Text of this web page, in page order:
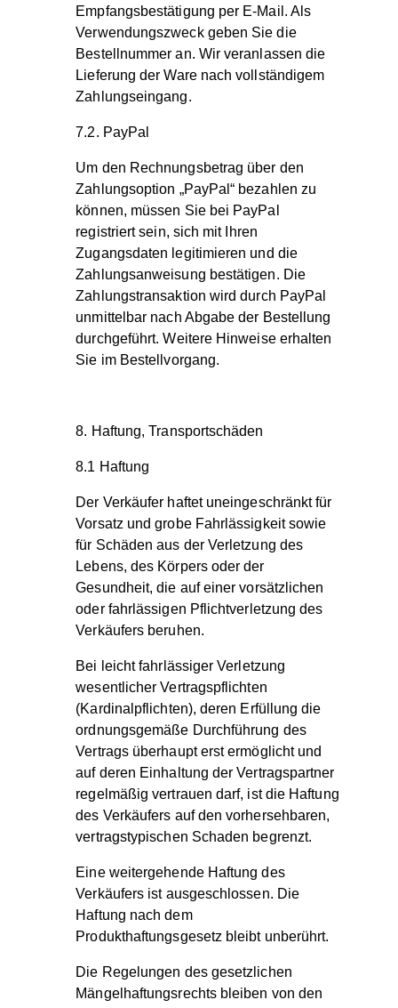
Empfangsbestätigung per E-Mail. Als
Verwendungszweck geben Sie die
Bestellnummer an. Wir veranlassen die
Lieferung der Ware nach vollständigem
Zahlungseingang.
7.2. PayPal
Um den Rechnungsbetrag über den
Zahlungsoption „PayPal“ bezahlen zu
können, müssen Sie bei PayPal
registriert sein, sich mit Ihren
Zugangsdaten legitimieren und die
Zahlungsanweisung bestätigen. Die
Zahlungstransaktion wird durch PayPal
unmittelbar nach Abgabe der Bestellung
durchgeführt. Weitere Hinweise erhalten
Sie im Bestellvorgang.
8. Haftung, Transportschäden
8.1 Haftung
Der Verkäufer haftet uneingeschränkt für
Vorsatz und grobe Fahrlässigkeit sowie
für Schäden aus der Verletzung des
Lebens, des Körpers oder der
Gesundheit, die auf einer vorsätzlichen
oder fahrlässigen Pflichtverletzung des
Verkäufers beruhen.
Bei leicht fahrlässiger Verletzung
wesentlicher Vertragspflichten
(Kardinalpflichten), deren Erfüllung die
ordnungsgemäße Durchführung des
Vertrags überhaupt erst ermöglicht und
auf deren Einhaltung der Vertragspartner
regelmäßig vertrauen darf, ist die Haftung
des Verkäufers auf den vorhersehbaren,
vertragstypischen Schaden begrenzt.
Eine weitergehende Haftung des
Verkäufers ist ausgeschlossen. Die
Haftung nach dem
Produkthaftungsgesetz bleibt unberührt.
Die Regelungen des gesetzlichen
Mängelhaftungsrechts bleiben von den